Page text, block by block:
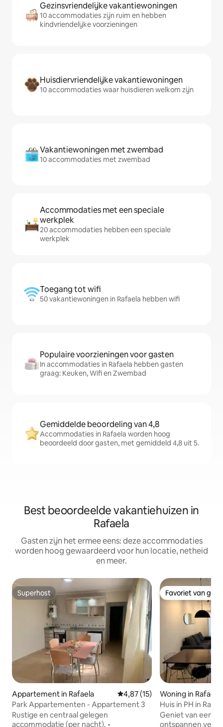
Gezinsvriendelijke vakantiewoningen
10 accommodaties zijn ruim en hebben
kindvriendelijke voorzieningen
Huisdiervriendelijke vakantiewoningen
10 accommodaties waar huisdieren welkom zijn
Vakantiewoningen met zwembad
10 accommodaties met zwembad
Accommodaties met een speciale
werkplek
20 accommodaties hebben een speciale
werkplek
Toegang tot wifi
50 vakantiewoningen in Rafaela hebben wifi
Populaire voorzieningen voor gasten
In accommodaties in Rafaela hebben gasten
graag: Keuken, Wifi en Zwembad
Gemiddelde beoordeling van 4,8
Accommodaties in Rafaela worden hoog
beoordeeld door gasten, met gemiddeld 4,8 uit 5.
Best beoordeelde vakantiehuizen in
Rafaela
Gasten zijn het ermee eens: deze accommodaties
worden hoog gewaardeerd voor hun locatie, netheid
en meer.
Superhost
Superhost
Appartement in Rafaela Gemiddelde beoordeling van
4,87 (15)
Park Appartementen - Appartement 3
Rustige en centraal gelegen
accommodatie (per nacht). •
Favoriet van
Favoriet van
Woning in Rafaela
Huis in PH in
Geniet van een
ontspannen